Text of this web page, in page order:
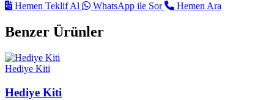
Hemen Teklif Al
WhatsApp ile Sor Hemen Ara
Benzer Ürünler
Hediye Kiti
Hediye Kiti